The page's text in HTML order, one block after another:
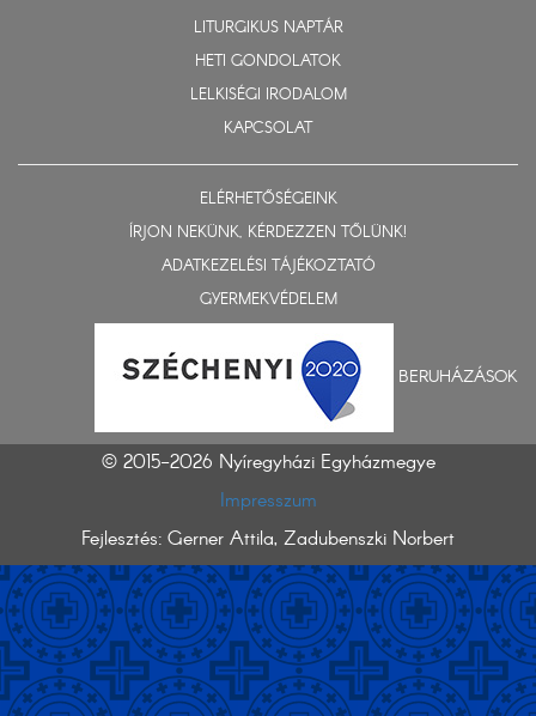
LITURGIKUS NAPTÁR
HETI GONDOLATOK
LELKISÉGI IRODALOM
KAPCSOLAT
ELÉRHETŐSÉGEINK
ÍRJON NEKÜNK, KÉRDEZZEN TŐLÜNK!
ADATKEZELÉSI TÁJÉKOZTATÓ
GYERMEKVÉDELEM
BERUHÁZÁSOK
© 2015-2026 Nyíregyházi Egyházmegye
Impresszum
Fejlesztés: Gerner Attila, Zadubenszki Norbert